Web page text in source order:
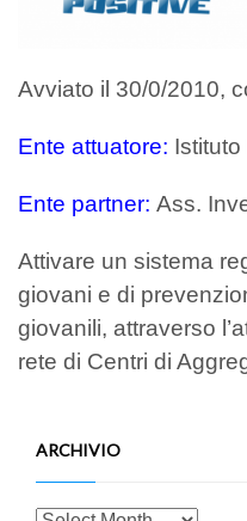
Avviato il 30/0/2010,
Ente attuatore:
Ente partner: Ass.
Attivare un sistema
giovani e di
giovanili, attraverso
rete di Centri di
ARCHIVIO